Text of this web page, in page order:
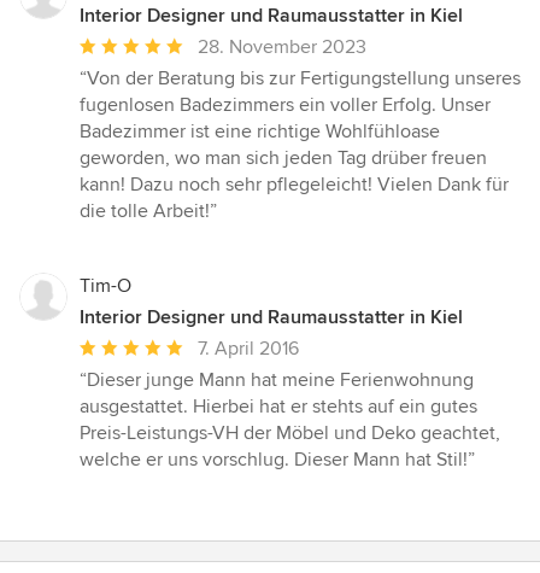
Interior Designer und Raumausstatter in Kiel
Durchschnittliche
Bewertung:
5
von
5
Sternen
28. November 2023
“Von der Beratung bis zur Fertigungstellung unseres
fugenlosen Badezimmers ein voller Erfolg. Unser
Badezimmer ist eine richtige Wohlfühloase
geworden, wo man sich jeden Tag drüber freuen
kann! Dazu noch sehr pflegeleicht! Vielen Dank für
die tolle Arbeit!”
Tim-O
Interior Designer und Raumausstatter in Kiel
Durchschnittliche
Bewertung:
5
von
5
7. April 2016
“Dieser junge Mann hat meine Ferienwohnung
ausgestattet. Hierbei hat er stehts auf ein gutes
Preis-Leistungs-VH der Möbel und Deko geachtet,
welche er uns vorschlug. Dieser Mann hat Stil!”